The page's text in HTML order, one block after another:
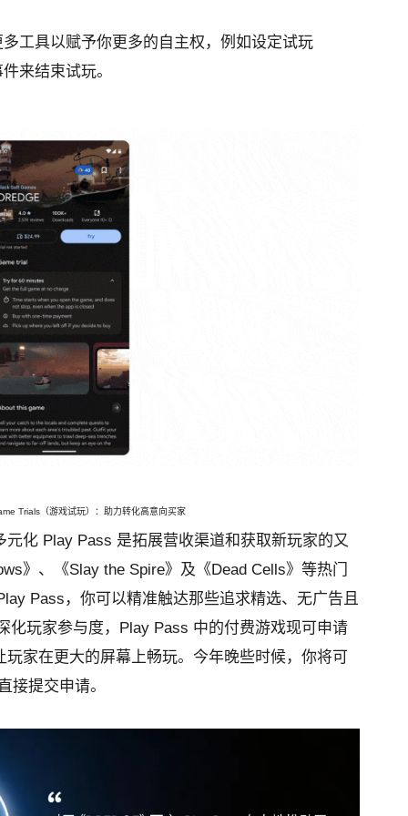
工具以赋予你更多的自主权，例如设定试玩
来结束试玩。
Trials（游戏试玩）：助力转化高意向买家
元化 Play Pass 是拓展营收渠道和获取新玩家的又
》、《Slay the Spire》及《Dead Cells》等热门
Pass，你可以精准触达那些追求精选、无广告且
化玩家参与度，Play Pass 中的付费游戏现可申请
家在更大的屏幕上畅玩。今年晚些时候，你将可
接提交申请。